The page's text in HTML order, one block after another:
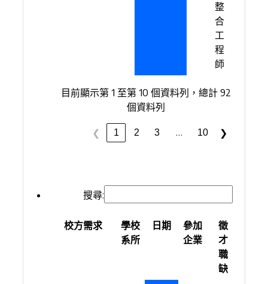
整
合
工
程
師
目前顯示第 1 至第 10 個資料列，總計 92
個資料列
❮ 1 2 3 … 10 ❯
搜尋:
校方需求
學校
系所
日期
參加
企業
徵
才
職
缺